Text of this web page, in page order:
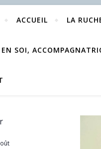
ACCUEIL LA
EN SOI,